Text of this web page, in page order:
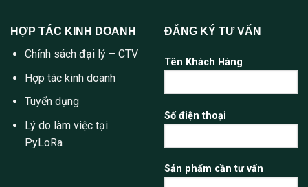
HỢP TÁC KINH DOANH
Chính sách đại lý – CTV
Hợp tác kinh doanh
Tuyển dụng
Lý do làm việc tại
PyLoRa
ĐĂNG KÝ TƯ VẤN
Tên Khách Hàng
Số điện thoại
Sản phẩm cần tư vấn